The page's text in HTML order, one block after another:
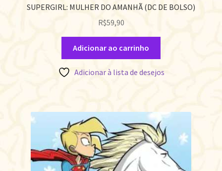
SUPERGIRL: MULHER DO AMANHÃ (DC DE BOLSO)
R$59,90
Adicionar ao carrinho
Adicionar à lista de desejos